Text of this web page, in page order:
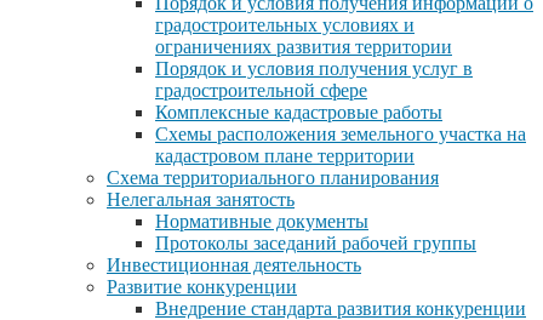
градостроительных условиях и
ограничениях развития территории
Порядок и условия получения услуг в
градостроительной сфере
Комплексные кадастровые работы
Схемы расположения земельного участка на
кадастровом плане территории
Схема территориального планирования
Нелегальная занятость
Нормативные документы
Протоколы заседаний рабочей группы
Инвестиционная деятельность
Развитие конкуренции
Внедрение стандарта развития конкуренции